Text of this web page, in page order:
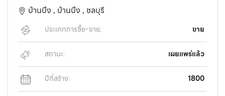
บ้านบึง , บ้านบึง , ชลบุรี
ประเภทการซื้อ-ขาย: ขาย
สถานะ: เผยแพร่แล้ว
ปีที่สร้าง: 1800